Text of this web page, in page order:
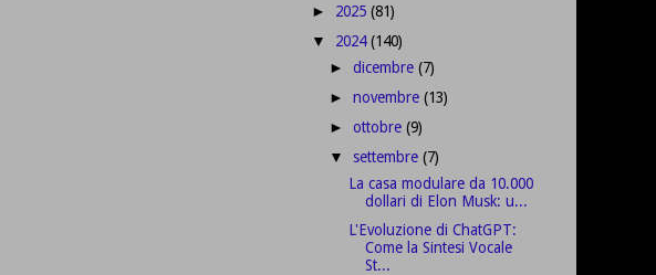
► 2025 (81)
▼ 2024(140)
►dicembre(7)
►novembre(13)
►ottobre(9)
▼ settembre(7)
La casa modulare da 10.000
dollari di Elon Musk: u...
L'Evoluzione di ChatGPT:
Come la Sintesi Vocale
St...